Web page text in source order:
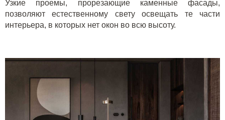
Узкие проемы, прорезающие каменные фасады,
позволяют естественному свету освещать те части
интерьера, в которых нет окон во всю высоту.